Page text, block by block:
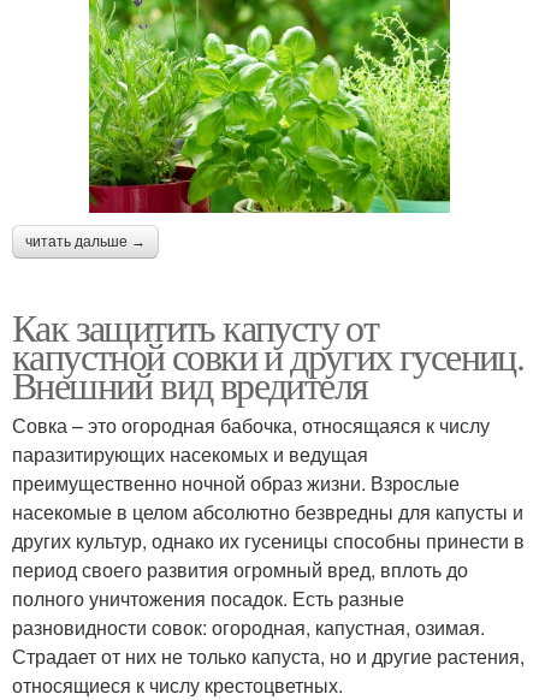
читать дальше →
Как защитить капусту от
капустной совки и других гусениц.
Внешний вид вредителя
Совка – это огородная бабочка, относящаяся к числу
паразитирующих насекомых и ведущая
преимущественно ночной образ жизни. Взрослые
насекомые в целом абсолютно безвредны для капусты и
других культур, однако их гусеницы способны принести в
период своего развития огромный вред, вплоть до
полного уничтожения посадок. Есть разные
разновидности совок: огородная, капустная, озимая.
Страдает от них не только капуста, но и другие растения,
относящиеся к числу крестоцветных.